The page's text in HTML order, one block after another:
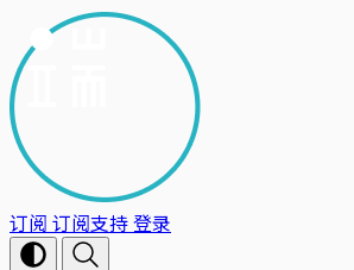
订阅 订阅支持登录